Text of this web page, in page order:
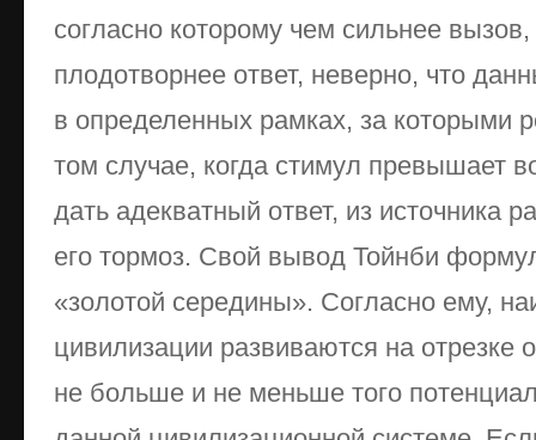
согласно которому чем сильнее
плодотворнее ответ, неверно, что
в определенных рамках, за которыми
том случае, когда стимул превышает
дать адекватный ответ, из источника
его тормоз. Свой вывод Тойнби
«золотой середины». Согласно ему,
цивилизации развиваются на отрезке
не больше и не меньше того